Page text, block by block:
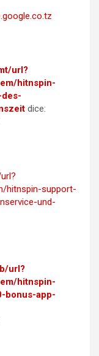
url?
hitnspin-
dice:
hitnspin-support-
und-
url?
hitnspin-
bonus-app-